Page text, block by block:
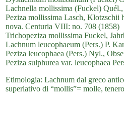
Lachnella mollissima (Fuckel) Quél.,
Peziza mollissima Lasch, Klotzschii
nova. Centuria VIII: no. 708 (1858)
Trichopeziza mollissima Fuckel,
Lachnum leucophaeum (Pers.) P.
Peziza leucophaea (Pers.) Nyl.,
Peziza sulphurea var. leucophaea
Etimologia: Lachnum dal greco
superlativo di “mollis”= molle,